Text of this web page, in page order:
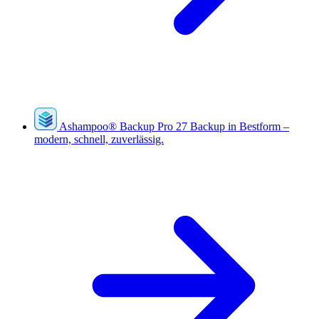
Ashampoo® Backup Pro 27 Backup in Bestform –
modern, schnell, zuverlässig.